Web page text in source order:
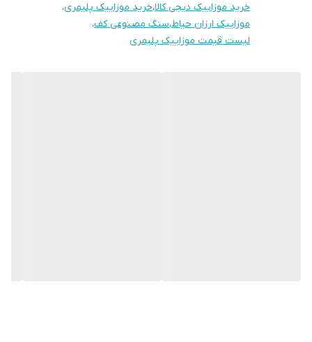
خرید موزاییک دیجی کالا،خرید موزاییک پلیمری،
موزاییک ارزان حیاط،سنگ مصنوعی کف،
لیست قیمت موزاییک پلیمری